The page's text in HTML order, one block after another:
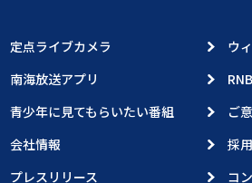
定点ライブカメラ
ウ
南海放送アプリ
青少年に見てもらいたい番組
ご
会社情報
採
プレスリリース
コ